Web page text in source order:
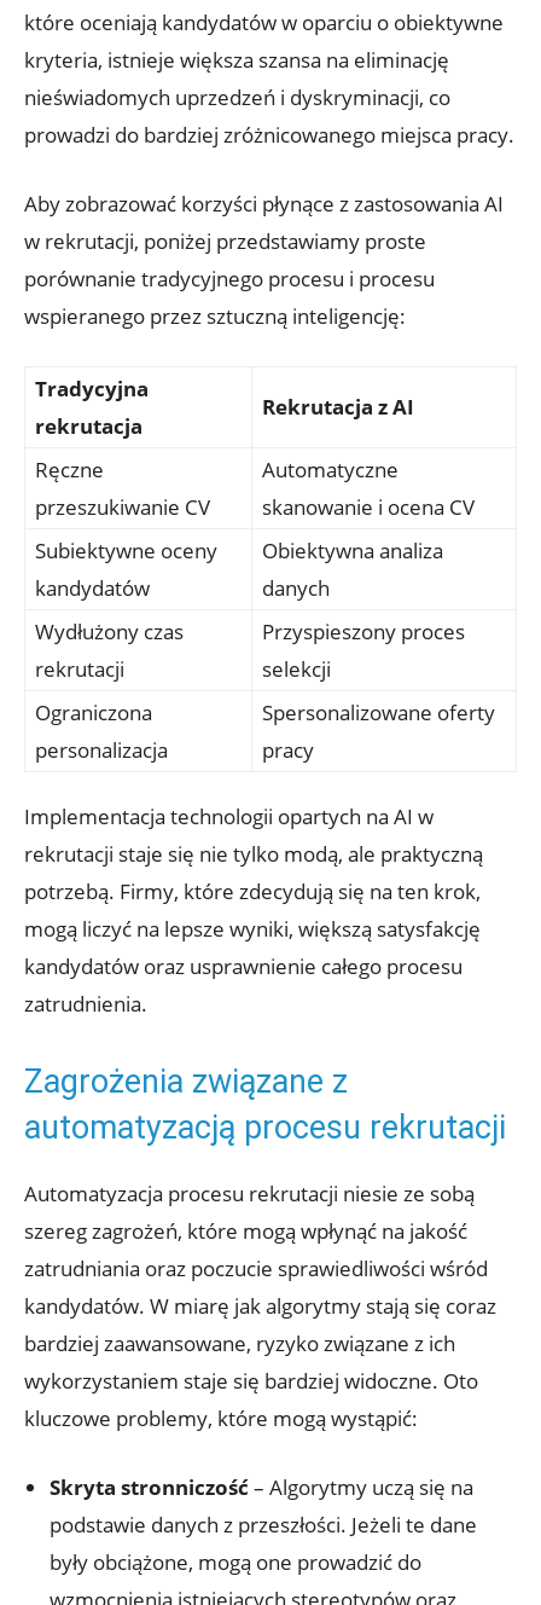
które oceniają kandydatów w oparciu o obiektywne
kryteria, istnieje większa szansa na eliminację
nieświadomych uprzedzeń i dyskryminacji, co
prowadzi do bardziej zróżnicowanego miejsca pracy.
Aby zobrazować korzyści płynące z zastosowania AI
w rekrutacji, poniżej przedstawiamy proste
porównanie tradycyjnego procesu i procesu
wspieranego przez sztuczną inteligencję:
Tradycyjna
rekrutacja
Rekrutacja z AI
Ręczne
przeszukiwanie CV
Automatyczne
skanowanie i ocena CV
Subiektywne oceny
kandydatów
Obiektywna analiza
danych
Wydłużony czas
rekrutacji
Przyspieszony proces
selekcji
Ograniczona
personalizacja
Spersonalizowane oferty
pracy
Implementacja technologii opartych na AI w
rekrutacji staje się nie tylko modą, ale praktyczną
potrzebą. Firmy, które zdecydują się na ten krok,
mogą liczyć na lepsze wyniki, większą satysfakcję
kandydatów oraz usprawnienie całego procesu
zatrudnienia.
Zagrożenia związane z
automatyzacją procesu rekrutacji
Automatyzacja procesu rekrutacji niesie ze sobą
szereg zagrożeń, które mogą wpłynąć na jakość
zatrudniania oraz poczucie sprawiedliwości wśród
kandydatów. W miarę jak algorytmy stają się coraz
bardziej zaawansowane, ryzyko związane z ich
wykorzystaniem staje się bardziej widoczne. Oto
kluczowe problemy, które mogą wystąpić:
Skryta stronniczość– Algorytmy uczą się na
podstawie danych z przeszłości. Jeżeli te dane
były obciążone, mogą one prowadzić do